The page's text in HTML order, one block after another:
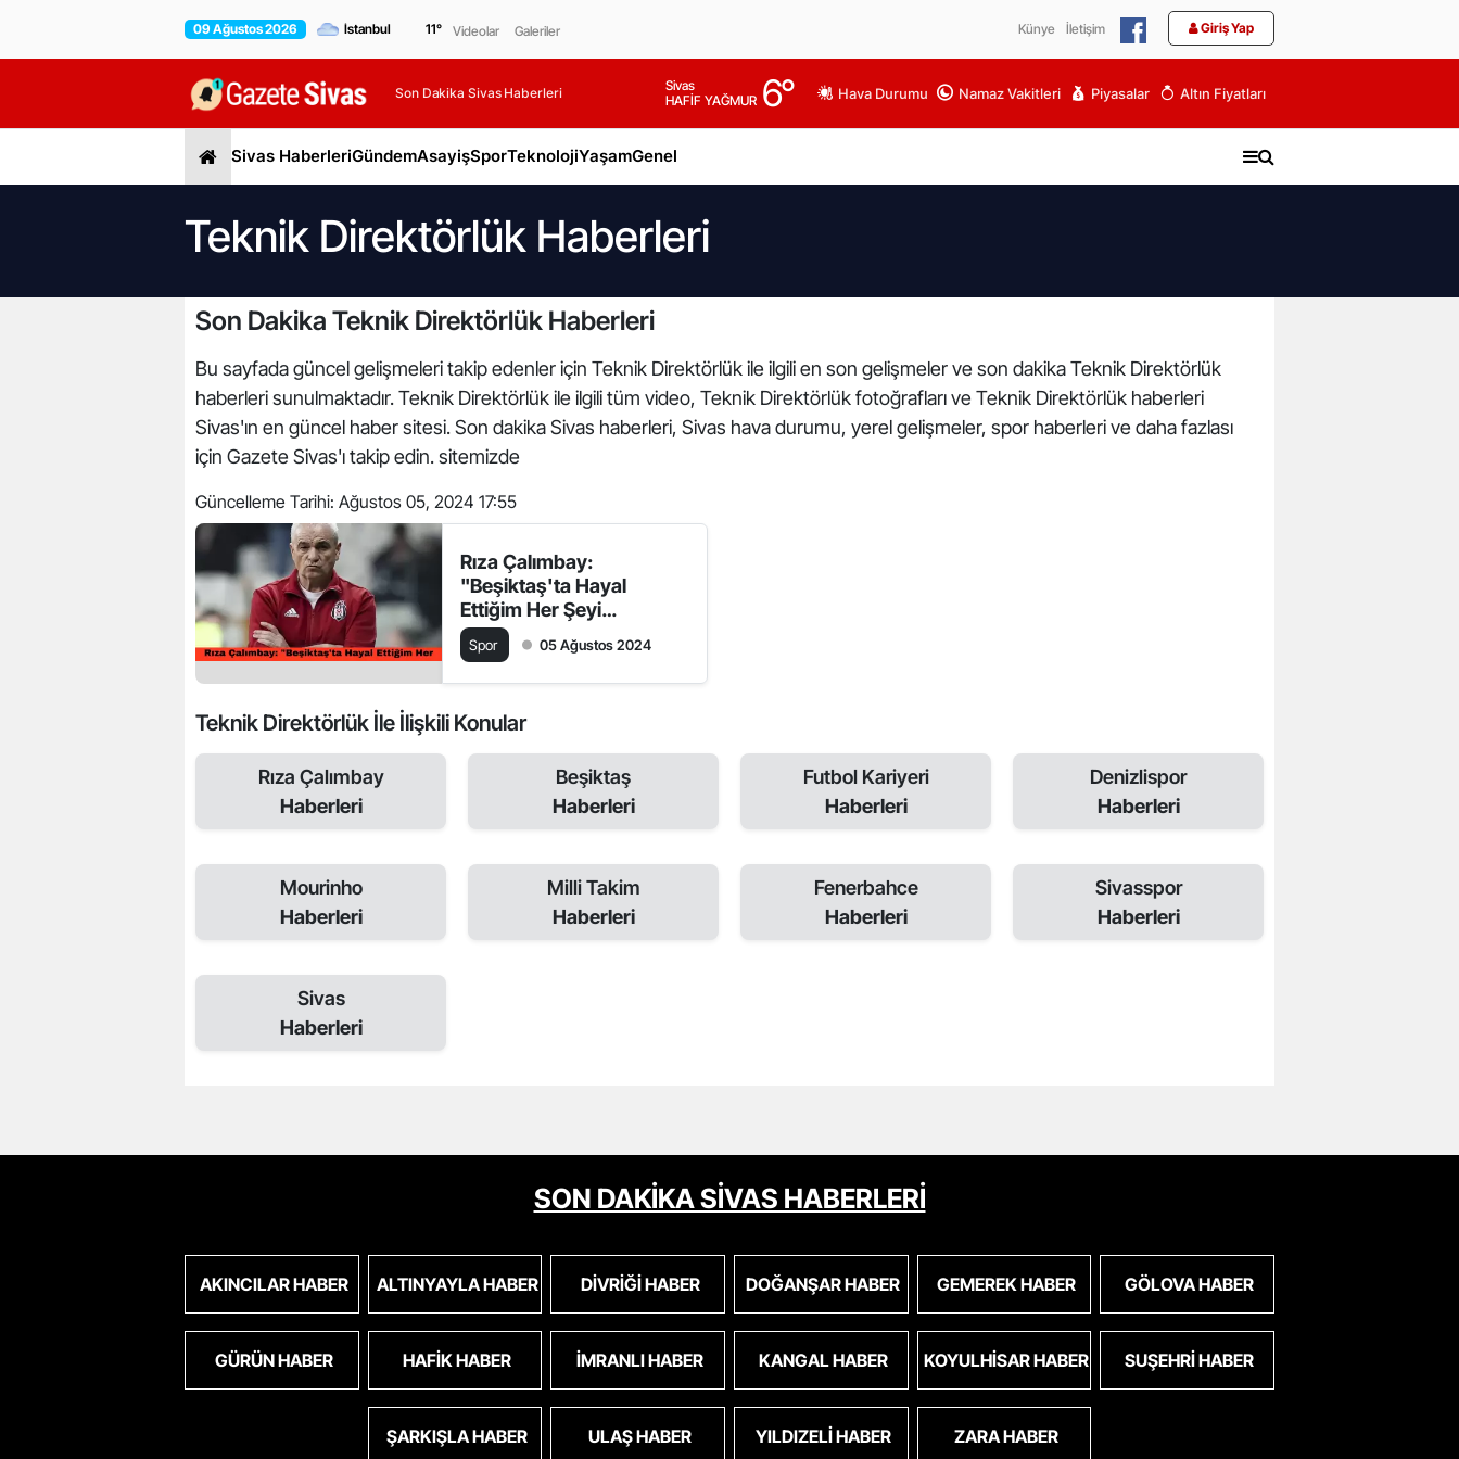
09 Ağustos 2026 11° Videolar Galeriler Künye İletişim Giriş Yap
Son Dakika Sivas Haberleri
Sivas
HAFİF YAĞMUR 6° Hava Durumu Namaz Vakitleri Piyasalar Altın Fiyatları
Sivas HaberleriGündemAsayişSporTeknolojiYaşamGenel
Teknik Direktörlük Haberleri
Son Dakika Teknik Direktörlük Haberleri
Bu sayfada güncel gelişmeleri takip edenler için Teknik Direktörlük ile ilgili en son gelişmeler ve son dakika Teknik Direktörlük
haberleri sunulmaktadır. Teknik Direktörlük ile ilgili tüm video, Teknik Direktörlük fotoğrafları ve Teknik Direktörlük haberleri
Sivas'ın en güncel haber sitesi. Son dakika Sivas haberleri, Sivas hava durumu, yerel gelişmeler, spor haberleri ve daha fazlası
için Gazete Sivas'ı takip edin. sitemizde
Güncelleme Tarihi: Ağustos 05, 2024 17:55
Rıza Çalımbay:
"Beşiktaş'ta Hayal
Ettiğim Her Şeyi
Gerçekleştirdim"
Spor 05 Ağustos 2024
Teknik Direktörlük İle İlişkili Konular
Rıza Çalımbay
Haberleri
Beşiktaş
Haberleri
Futbol Kariyeri
Haberleri
Denizlispor
Haberleri
Mourinho
Haberleri
Milli Takim
Haberleri
Fenerbahce
Haberleri
Sivasspor
Haberleri
Sivas
Haberleri
SON DAKİKA SİVAS HABERLERİ
AKINCILAR HABER ALTINYAYLA HABER DIVRIĞI HABER DOĞANŞAR HABER GEMEREK HABER GÖLOVA HABER
GÜRÜN HABER HAFIK HABER İMRANLI HABER KANGAL HABER KOYULHISAR HABER SUŞEHRI HABER
ŞARKIŞLA HABER ULAŞ HABER YILDIZELI HABER ZARA HABER